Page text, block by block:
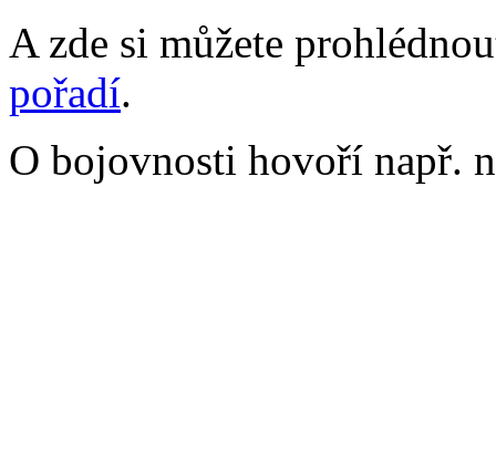
A zde si můžete
pořadí.
O bojovnosti hovoří např.